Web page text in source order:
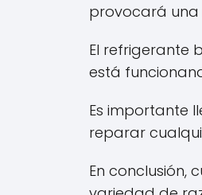
provocará una
El refrigerante
está
Es importante
reparar
En conclusión,